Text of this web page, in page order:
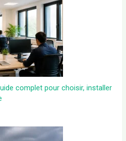
complet pour choisir, installer